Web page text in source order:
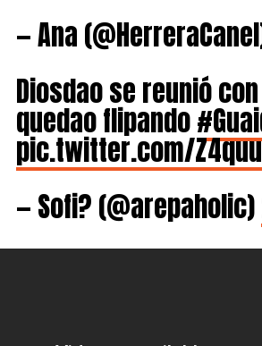
— Ana
Diosdao se reunió
quedao flipando
pic.twitter.com/
— Sofi? (@arepaholic)